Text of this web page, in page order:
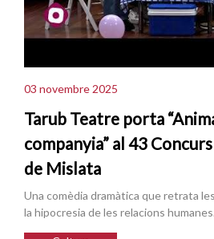
03 novembre 2025
Tarub Teatre porta
companyia” al 43
de Mislata
Una comèdia dramàtica que retrata
la hipocresia de les relacions humanes.